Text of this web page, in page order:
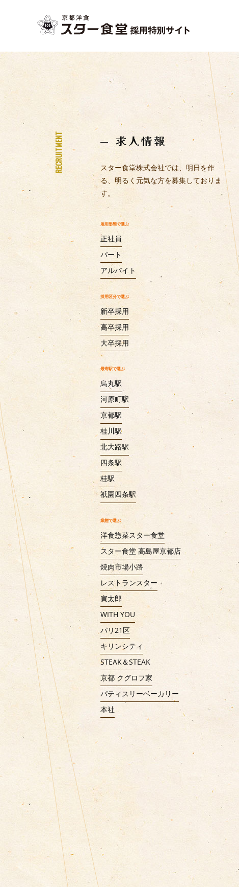
RECRUITMENT 求人情報
スター食堂株式会社では、明日を作
る、明るく元気な方を募集しておりま
す。
雇用形態で選ぶ
正社員
パート
アルバイト
採用区分で選ぶ
新卒採用
高卒採用
大卒採用
最寄駅で選ぶ
烏丸駅
河原町駅
京都駅
桂川駅
北大路駅
四条駅
桂駅
祇園四条駅
業態で選ぶ
洋食惣菜スター食堂
スター食堂 高島屋京都店
焼肉市場小路
レストランスター
寅太郎
WITH YOU
パリ21区
キリンシティ
STEAK＆STEAK
京都 クグロフ家
パティスリーベーカリー
本社